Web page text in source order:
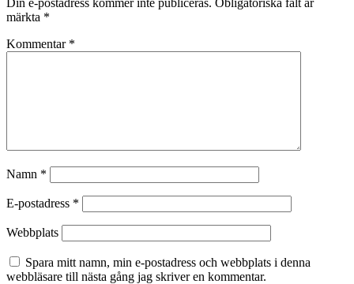
Din e-postadress kommer inte publiceras. Obligatoriska fält är
märkta *
Kommentar *
Namn *
E-postadress *
Webbplats
Spara mitt namn, min e-postadress och webbplats i denna
webbläsare till nästa gång jag skriver en kommentar.